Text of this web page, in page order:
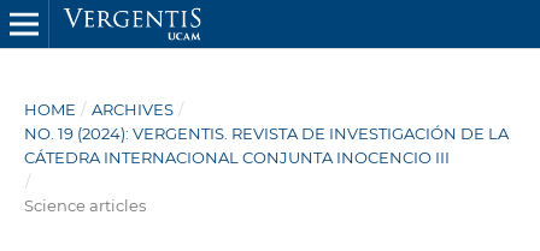
HOME / ARCHIVES /
NO. 19 (2024): VERGENTIS. REVISTA DE INVESTIGACIÓN DE LA
CÁTEDRA INTERNACIONAL CONJUNTA INOCENCIO III
/
Science articles